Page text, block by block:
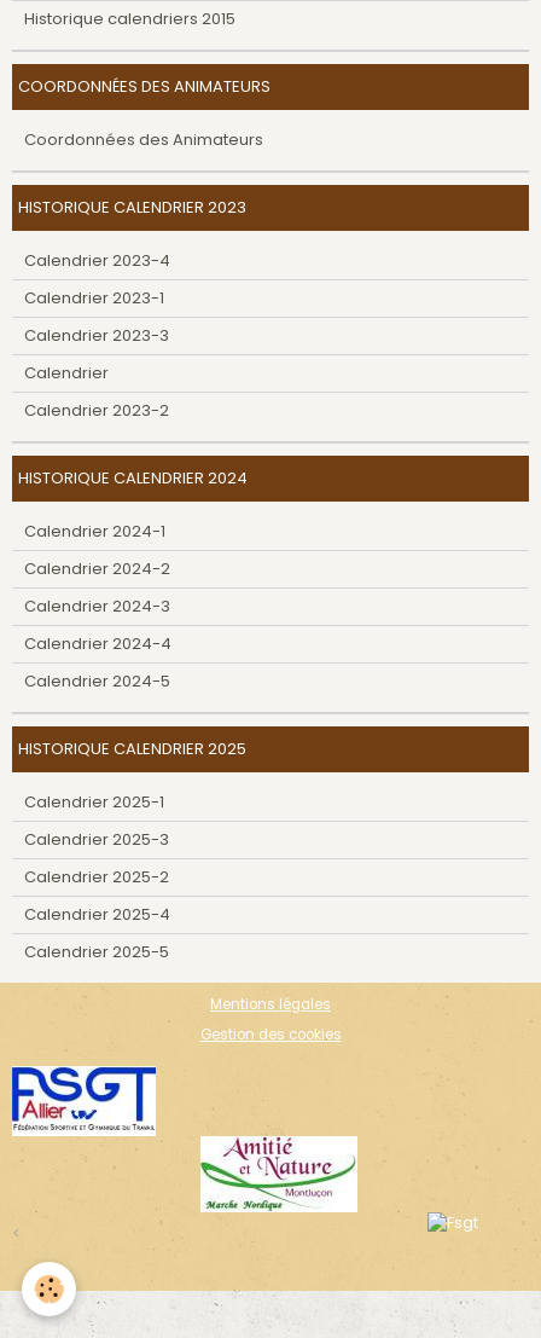
Historique calendriers 2015
COORDONNÉES DES ANIMATEURS
Coordonnées des Animateurs
HISTORIQUE CALENDRIER 2023
Calendrier 2023-4
Calendrier 2023-1
Calendrier 2023-3
Calendrier
Calendrier 2023-2
HISTORIQUE CALENDRIER 2024
Calendrier 2024-1
Calendrier 2024-2
Calendrier 2024-3
Calendrier 2024-4
Calendrier 2024-5
HISTORIQUE CALENDRIER 2025
Calendrier 2025-1
Calendrier 2025-3
Calendrier 2025-2
Calendrier 2025-4
Calendrier 2025-5
Mentions légales
Gestion des cookies
<